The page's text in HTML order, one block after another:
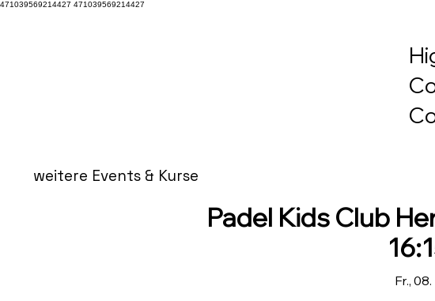
471039569214427 471039569214427
Padel Kids Club
Fr., 08.
weitere Events & Kurse